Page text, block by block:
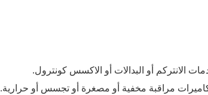
الانتركم أو البدالات أو الاكسس كونترول.
مراقبة مخفية أو مصغرة أو تجسس أو حرارية.